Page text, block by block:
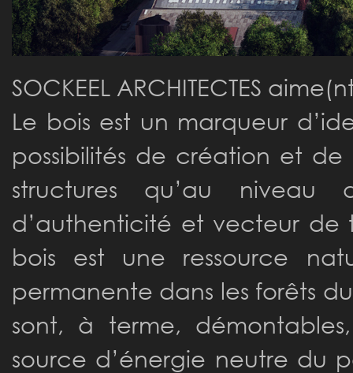
SOCKEEL ARCHITECTES
Le bois est un marqueur
possibilités de création et
structures qu’au
d’authenticité et vecteur de
bois est une ressource
permanente dans les forêts
sont, à terme,
source d’énergie neutre du